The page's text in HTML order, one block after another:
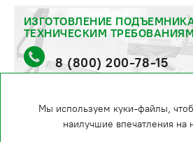
ИЗГОТОВЛЕНИЕ
ТЕХНИЧЕСКИМ
8 (800) 200-78-15
стоимость и сроки уточняйте по
Мы используем куки-файлы,
наилучшие впечатления на